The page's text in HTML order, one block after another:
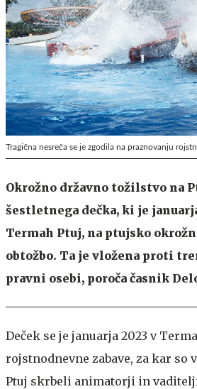
Tragična nesreča se je zgodila na praznovanju
Okrožno državno tožilstvo na
šestletnega dečka, ki je
Termah Ptuj, na ptujsko
obtožbo. Ta je vložena proti
pravni osebi, poroča časnik
Deček se je januarja 2023 v
rojstnodnevne zabave, za kar so
Ptuj skrbeli animatorji in